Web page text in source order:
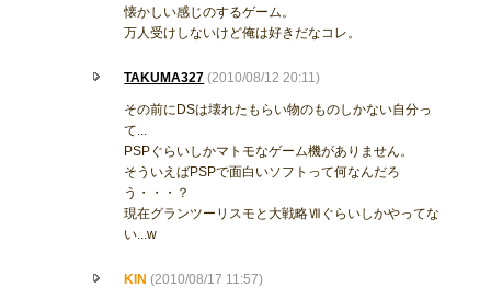
懐かしい感じのするゲーム。
万人受けしないけど俺は好きだなコレ。
TAKUMA327 (2010/08/12 20:11)
その前にDSは壊れたもらい物のものしかない自分っ
て...
PSPぐらいしかマトモなゲーム機がありません。
そういえばPSPで面白いソフトって何なんだろ
う・・・？
現在グランツーリスモと大戦略Ⅶぐらいしかやってな
い...w
KIN (2010/08/17 11:57)